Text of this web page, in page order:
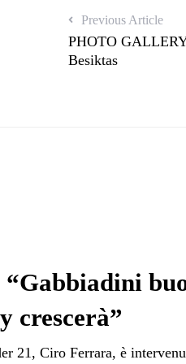
Previous Article
PHOTO
Besiktas
crescerà”
21, Ciro Ferrara, è